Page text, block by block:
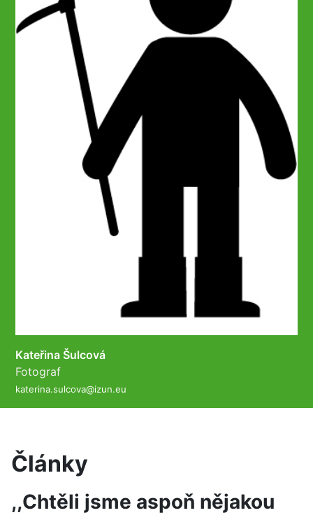
Kateřina Šulcová
Fotograf
katerina.sulcova@izun.eu
Články
,,Chtěli jsme aspoň nějakou